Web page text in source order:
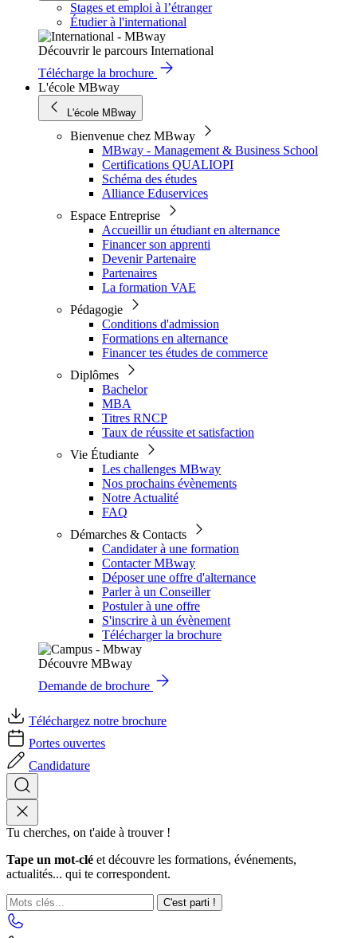
Stages et emploi à l’étranger
Étudier à l'international
Découvrir le parcours International
Télécharge la brochure
L'école MBway
L'école MBway
Bienvenue chez MBway
MBway - Management & Business School
Certifications QUALIOPI
Schéma des études
Alliance Eduservices
Espace Entreprise
Accueillir un étudiant en alternance
Financer son apprenti
Devenir Partenaire
Partenaires
La formation VAE
Pédagogie
Conditions d'admission
Formations en alternance
Financer tes études de commerce
Diplômes
Bachelor
MBA
Titres RNCP
Taux de réussite et satisfaction
Vie Étudiante
Les challenges MBway
Nos prochains évènements
Notre Actualité
FAQ
Démarches & Contacts
Candidater à une formation
Contacter MBway
Déposer une offre d'alternance
Parler à un Conseiller
Postuler à une offre
S'inscrire à un évènement
Télécharger la brochure
Découvre MBway
Demande de brochure
Téléchargez notre brochure
Portes ouvertes
Candidature
Tu cherches, on t'aide à trouver !
Tape un mot-clé et découvre les formations, événements,
actualités... qui te correspondent.
C'est parti !